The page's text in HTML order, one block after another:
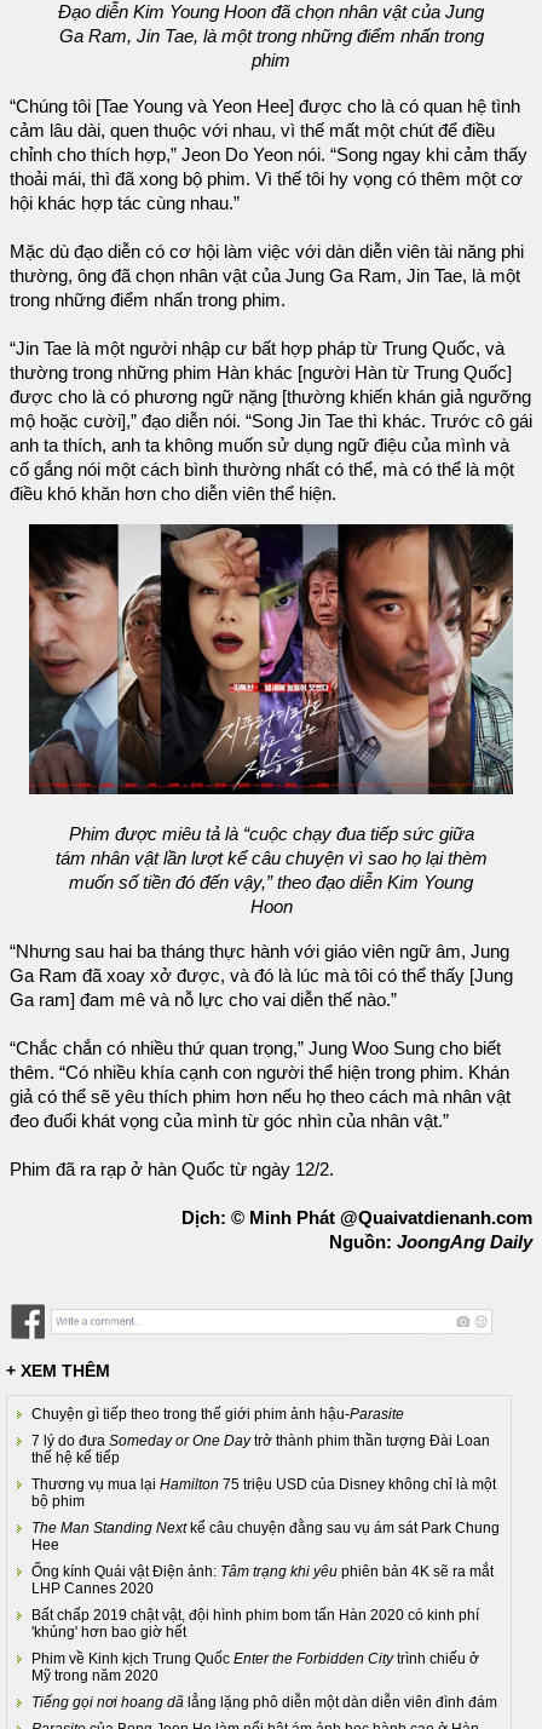
Đạo diễn Kim Young Hoon đã chọn nhân vật của Jung
Ga Ram, Jin Tae, là một trong những điểm nhấn trong
phim
“Chúng tôi [Tae Young và Yeon Hee] được cho là có quan hệ tình
cảm lâu dài, quen thuộc với nhau, vì thế mất một chút để điều
chỉnh cho thích hợp,” Jeon Do Yeon nói. “Song ngay khi cảm thấy
thoải mái, thì đã xong bộ phim. Vì thế tôi hy vọng có thêm một cơ
hội khác hợp tác cùng nhau.”
Mặc dù đạo diễn có cơ hội làm việc với dàn diễn viên tài năng phi
thường, ông đã chọn nhân vật của Jung Ga Ram, Jin Tae, là một
trong những điểm nhấn trong phim.
“Jin Tae là một người nhập cư bất hợp pháp từ Trung Quốc, và
thường trong những phim Hàn khác [người Hàn từ Trung Quốc]
được cho là có phương ngữ nặng [thường khiến khán giả ngưỡng
mộ hoặc cười],” đạo diễn nói. “Song Jin Tae thì khác. Trước cô gái
anh ta thích, anh ta không muốn sử dụng ngữ điệu của mình và
cố gắng nói một cách bình thường nhất có thể, mà có thể là một
điều khó khăn hơn cho diễn viên thể hiện.
Phim được miêu tả là “cuộc chạy đua tiếp sức giữa
tám nhân vật lần lượt kể câu chuyện vì sao họ lại thèm
muốn số tiền đó đến vậy,” theo đạo diễn Kim Young
Hoon
“Nhưng sau hai ba tháng thực hành với giáo viên ngữ âm, Jung
Ga Ram đã xoay xở được, và đó là lúc mà tôi có thể thấy [Jung
Ga ram] đam mê và nỗ lực cho vai diễn thế nào.”
“Chắc chắn có nhiều thứ quan trọng,” Jung Woo Sung cho biết
thêm. “Có nhiều khía cạnh con người thể hiện trong phim. Khán
giả có thể sẽ yêu thích phim hơn nếu họ theo cách mà nhân vật
đeo đuổi khát vọng của mình từ góc nhìn của nhân vật.”
Phim đã ra rạp ở hàn Quốc từ ngày 12/2.
Dịch: © Minh Phát @Quaivatdienanh.com
Nguồn: JoongAng Daily
+ XEM THÊM
Chuyện gì tiếp theo trong thế giới phim ảnh hậu-Parasite
7 lý do đưa Someday or One Daytrở thành phim thần tượng Đài Loan
thế hệ kế tiếp
Thương vụ mua lại Hamilton 75 triệu USD của Disney không chỉ là một
bộ phim
The Man Standing Nextkể câu chuyện đằng sau vụ ám sát Park Chung
Hee
Ống kính Quái vật Điện ảnh: Tâm trạng khi yêu phiên bản 4K sẽ ra mắt
LHP Cannes 2020
Bất chấp 2019 chật vật, đội hình phim bom tấn Hàn 2020 có kinh phí
'khủng' hơn bao giờ hết
Phim về Kinh kịch Trung Quốc Enter the Forbidden Citytrình chiếu ở
Mỹ trong năm 2020
Tiếng gọi nơi hoang dã lẳng lặng phô diễn một dàn diễn viên đình đám